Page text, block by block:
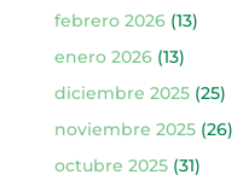
febrero 2026(13)
enero 2026(13)
diciembre 2025(25)
noviembre 2025(26)
octubre 2025(31)